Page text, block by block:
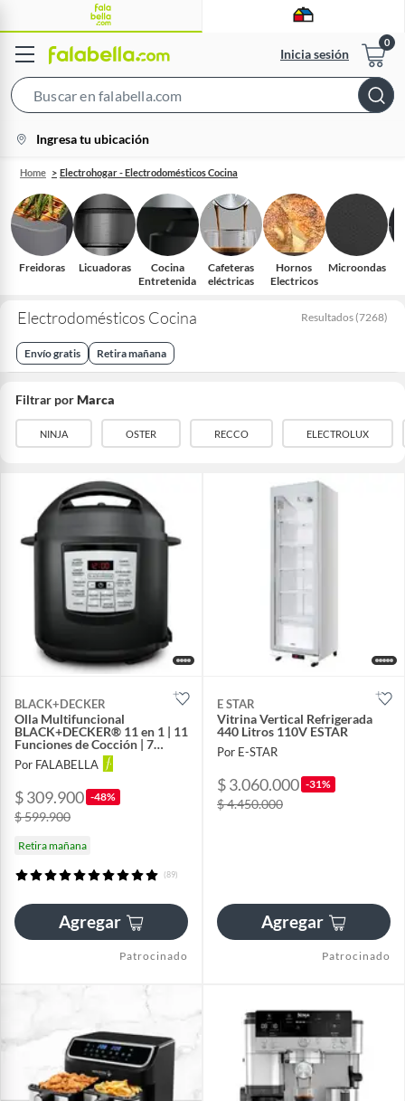
Inicia sesión
Bar
location-
icon
Ingresa tu ubicación
Home Electrohogar - Electrodomésticos Cocina
Freidoras Licuadoras
Cocina
Entretenida
Cafeteras
eléctricas
Hornos
Electricos
Microondas
Electrodomésticos Cocina Resultados (7268)
Envío gratis Retira mañana
Filtrar porMarca
NINJA OSTER RECCO ELECTROLUX
BLACK+DECKER
Olla Multifuncional
BLACK+DECKER® 11 en 1 | 11
Funciones de Cocción | 7
Funciones de Olla a Presión y
7 Funciones sin Presión| 9
Capacidad 5.7 Litros | PR100B
Por FALABELLA
$ 309.900 -48%
$ 599.900
Retira mañana
(89)
Agregar
Patrocinado
E STAR
Vitrina Vertical Refrigerada
440 Litros 110V ESTAR
Por E-STAR
$ 3.060.000 -31%
$ 4.450.000
Agregar
Patrocinado